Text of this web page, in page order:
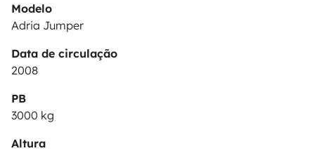
Modelo
Adria Jumper
Data de circulação
2008
PB
3000 kg
Altura